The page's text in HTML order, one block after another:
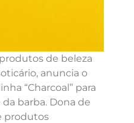
de beleza
anuncia o
“Charcoal” para
barba. Dona de
produtos